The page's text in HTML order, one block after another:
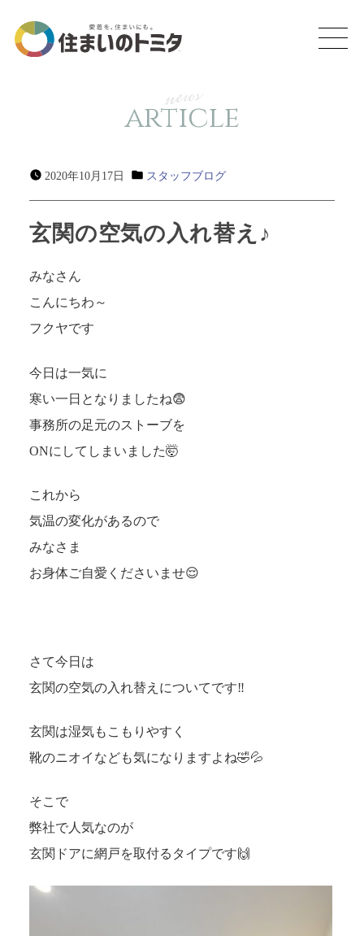
news
article
2020年10月17日 スタッフブログ
玄関の空気の入れ替え♪
みなさん
こんにちわ～
フクヤです
今日は一気に
寒い一日となりましたね😨
事務所の足元のストーブを
ONにしてしまいました🤯
これから
気温の変化があるので
みなさま
お身体ご自愛くださいませ😌
さて今日は
玄関の空気の入れ替えについてです‼
玄関は湿気もこもりやすく
靴のニオイなども気になりますよね🤣💦
そこで
弊社で人気なのが
玄関ドアに網戸を取付るタイプです🙌